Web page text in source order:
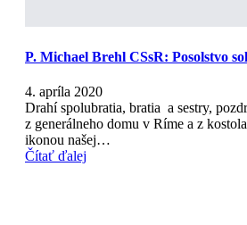
P. Michael Brehl CSsR: Posolstvo
4. apríla 2020
Drahí spolubratia, bratia a sestry,
z generálneho domu v Ríme a z
ikonou našej…
Čítať ďalej